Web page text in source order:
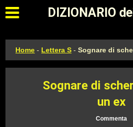
Apri il menu
DIZIONARIO
Home - Lettera S -Sognare di
Sognare di
un ex
Commenta